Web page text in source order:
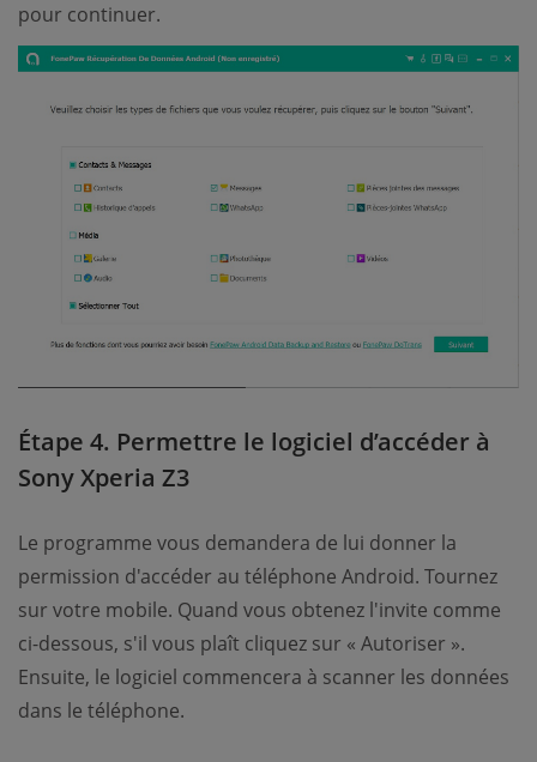
pour continuer.
Étape 4. Permettre le logiciel d’accéder à
Sony Xperia Z3
Le programme vous demandera de lui donner la
permission d'accéder au téléphone Android. Tournez
sur votre mobile. Quand vous obtenez l'invite comme
ci-dessous, s'il vous plaît cliquez sur « Autoriser ».
Ensuite, le logiciel commencera à scanner les données
dans le téléphone.